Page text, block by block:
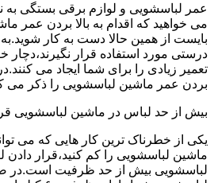
عمر لباسشویی و لوازم برقی بستگی به
می خواهید که اقدام به بالا بردن عمر
بایست از همین حالا دست به کار
درستی مورد استفاده قرار نگیرند،دچار
بردن عمر ماشین لباسشویی را ذکر می
بیش از حد لباس در ماشین لباسشویی
یکی از خطرناک ترین کار هایی که می
ماشین لباسشویی را کم کنید،قرار دادن
لباسشویی بیش از حد ظرفیت است.در